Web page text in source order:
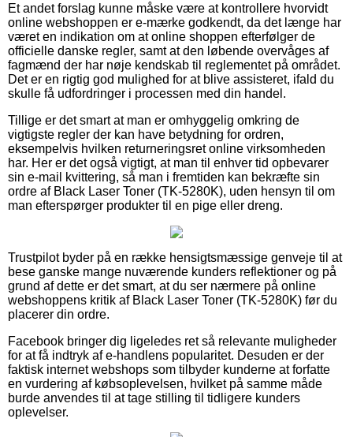
Et andet forslag kunne måske være at kontrollere hvorvidt
online webshoppen er e-mærke godkendt, da det længe har
været en indikation om at online shoppen efterfølger de
officielle danske regler, samt at den løbende overvåges af
fagmænd der har nøje kendskab til reglementet på området.
Det er en rigtig god mulighed for at blive assisteret, ifald du
skulle få udfordringer i processen med din handel.
Tillige er det smart at man er omhyggelig omkring de
vigtigste regler der kan have betydning for ordren,
eksempelvis hvilken returneringsret online virksomheden
har. Her er det også vigtigt, at man til enhver tid opbevarer
sin e-mail kvittering, så man i fremtiden kan bekræfte sin
ordre af Black Laser Toner (TK-5280K), uden hensyn til om
man efterspørger produkter til en pige eller dreng.
Trustpilot byder på en række hensigtsmæssige genveje til at
bese ganske mange nuværende kunders reflektioner og på
grund af dette er det smart, at du ser nærmere på online
webshoppens kritik af Black Laser Toner (TK-5280K) før du
placerer din ordre.
Facebook bringer dig ligeledes ret så relevante muligheder
for at få indtryk af e-handlens popularitet. Desuden er der
faktisk internet webshops som tilbyder kunderne at forfatte
en vurdering af købsoplevelsen, hvilket på samme måde
burde anvendes til at tage stilling til tidligere kunders
oplevelser.